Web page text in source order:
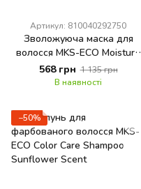
Артикул: 810040292750
Зволожуюча маска для
волосся MKS-ECO Moisture
Masque Moisturizing Hair
Mask Original Scent
568 грн 1 135 грн
В наявності
−50%